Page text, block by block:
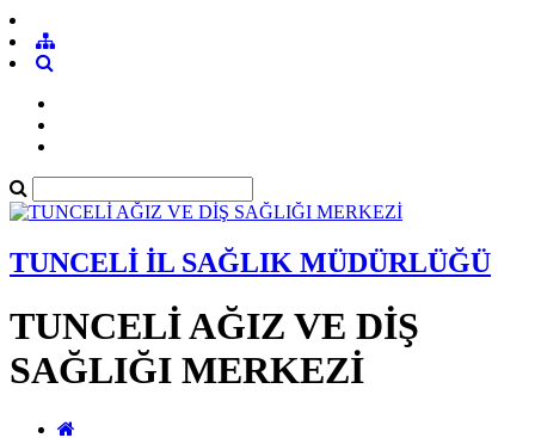
TUNCELİ İL SAĞLIK MÜDÜRLÜĞÜ
TUNCELİ AĞIZ VE DİŞ
SAĞLIĞI MERKEZİ